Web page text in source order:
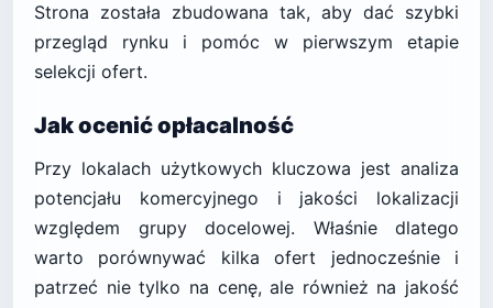
Strona została zbudowana tak, aby dać szybki
przegląd rynku i pomóc w pierwszym etapie
selekcji ofert.
Jak ocenić opłacalność
Przy lokalach użytkowych kluczowa jest analiza
potencjału komercyjnego i jakości lokalizacji
względem grupy docelowej. Właśnie dlatego
warto porównywać kilka ofert jednocześnie i
patrzeć nie tylko na cenę, ale również na jakość